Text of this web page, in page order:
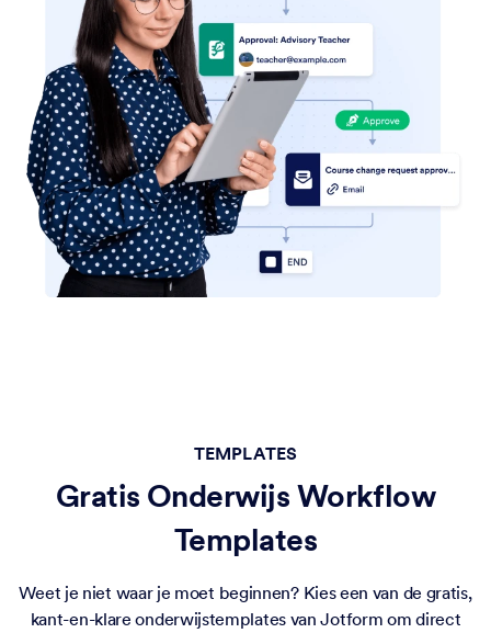
TEMPLATES
Gratis Onderwijs Workflow
Templates
Weet je niet waar je moet beginnen? Kies een van de gratis,
kant-en-klare onderwijstemplates van Jotform om direct